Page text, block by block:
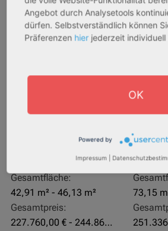
Assetklasse:
Gesamtfläche:
42,91 m² - 46,13 m²
Gesamtpreis:
227.760,00 € - 244.860,00 €
Rendite:
4,07 %
73,15
Angebot durch Analysetools
dürfen. Selbstverständlich können
Präferenzen hier jederzeit individuell
OK
Powered by
Impressum